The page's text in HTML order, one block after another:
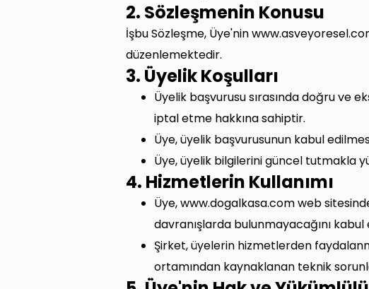
2. Sözleşmenin Konusu
İşbu Sözleşme, Üye'nin
düzenlemektedir.
3. Üyelik Koşulları
Üyelik başvurusu sırasında doğru ve
iptal etme hakkına sahiptir.
Üye, üyelik başvurusunun kabul
Üye, üyelik bilgilerini güncel tutmakla
4. Hizmetlerin Kullanımı
Üye, www.dogalkasa.com web
davranışlarda bulunmayacağını kabul
Şirket, üyelerin hizmetlerden
ortamından kaynaklanan teknik